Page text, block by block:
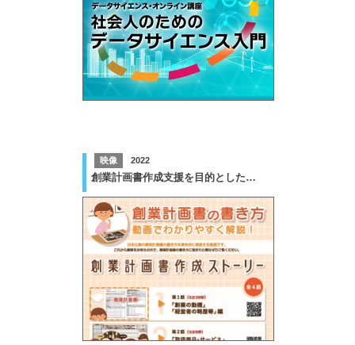
映像 2022
創業計画書作成支援を目的とした動画制作業務